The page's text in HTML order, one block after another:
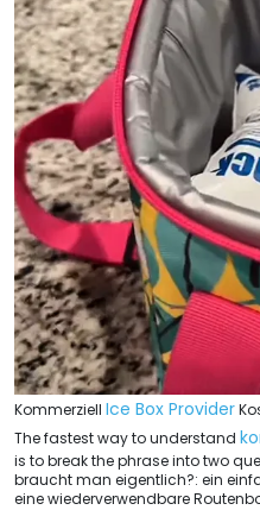
Kommerziell Ice Box Provider
The fastest way to understand
is to break the phrase into two
braucht man eigentlich?: ein
eine wiederverwendbare